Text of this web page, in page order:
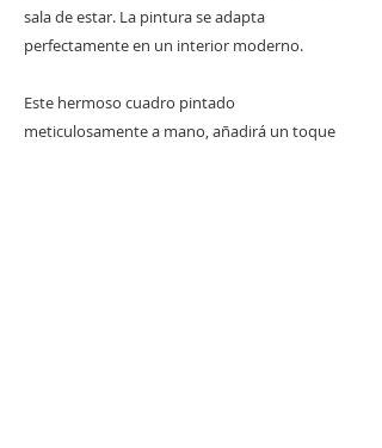
sala de estar. La pintura se adapta
perfectamente en un interior moderno.
Este hermoso cuadro pintado
meticulosamente a mano, añadirá un toque